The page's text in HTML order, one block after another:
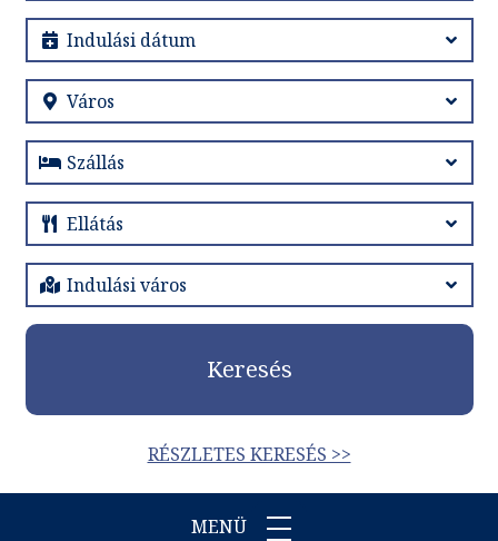
Keresés
RÉSZLETES KERESÉS >>
MENÜ